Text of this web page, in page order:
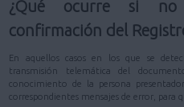
¿Qué ocurre si no
confirmación del
En aquellos casos en los que se
transmisión telemática del
conocimiento de la persona
correspondientes mensajes de error, para